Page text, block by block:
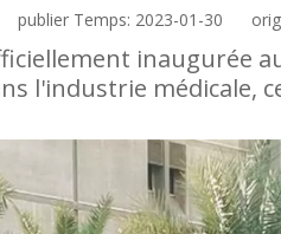
Temps: 2023-01-30
inaugurée
l'industrie médicale,